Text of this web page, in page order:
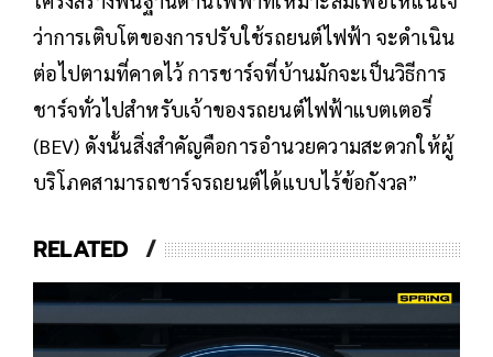
ว่าการเติบโตของการปรับใช้รถยนต์ไฟฟ้า จะดำเนิน
ต่อไปตามที่คาดไว้ การชาร์จที่บ้านมักจะเป็นวิธีการ
ชาร์จทั่วไปสำหรับเจ้าของรถยนต์ไฟฟ้าแบตเตอรี่
(BEV) ดังนั้นสิ่งสำคัญคือการอำนวยความสะดวกให้ผู้
บริโภคสามารถชาร์จรถยนต์ได้แบบไร้ข้อกังวล”
RELATED